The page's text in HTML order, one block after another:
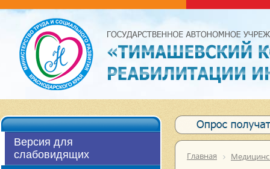
Версия для
слабовидящих
Главная